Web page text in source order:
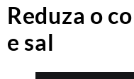
Reduza o
e sal